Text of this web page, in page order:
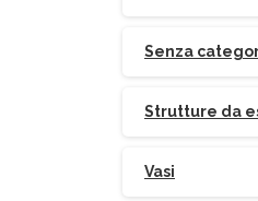
Senza
Strutture da
Vasi